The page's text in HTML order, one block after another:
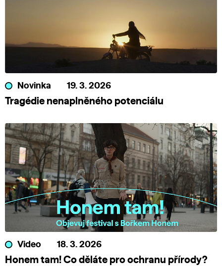
Novinka 19. 3. 2026
Tragédie nenaplněného potenciálu
Video 18. 3. 2026
Honem tam! Co děláte pro ochranu přírody?